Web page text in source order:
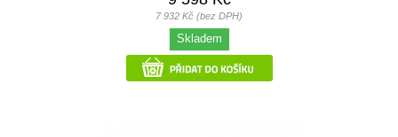
7 932 Kč (bez DPH)
Skladem